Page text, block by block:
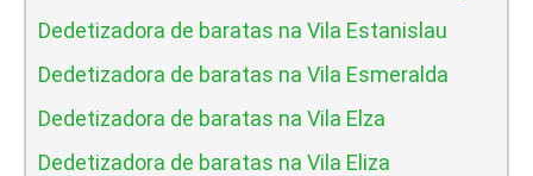
Dedetizadora de baratas na Vila Estanislau
Dedetizadora de baratas na Vila Esmeralda
Dedetizadora de baratas na Vila Elza
Dedetizadora de baratas na Vila Eliza